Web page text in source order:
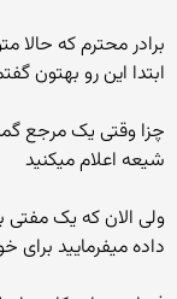
برادر محترم که
ابتدا این رو بهتون
چزا وقتی یک مرجع
شیعه اعلام میکنید
ولی الان که یک مفتی
داده میفرمایید